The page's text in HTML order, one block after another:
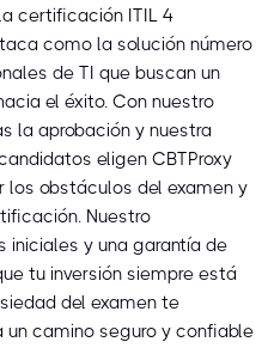
certificación ITIL 4
como la solución número
de TI que buscan un
el éxito. Con nuestro
la aprobación y nuestra
eligen CBTProxy
los obstáculos del examen y
Nuestro
iniciales y una garantía de
tu inversión siempre está
del examen te
un camino seguro y confiable